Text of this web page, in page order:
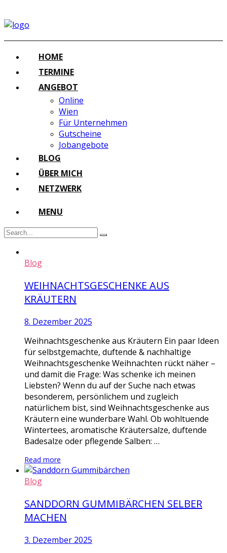
HOME
TERMINE
ANGEBOT
Online
Wien
Für Unternehmen
Gutscheine
Jobangebote
BLOG
ÜBER MICH
NETZWERK
MENU
Blog
WEIHNACHTSGESCHENKE AUS
KRÄUTERN
8. Dezember 2025
Weihnachtsgeschenke aus Kräutern Ein paar Ideen
für selbstgemachte, duftende & nachhaltige
Weihnachtsgeschenke Weihnachten rückt näher –
und damit die Frage: Was schenke ich meinen
Liebsten? Wenn du auf der Suche nach etwas
besonderem, persönlichem und zugleich
natürlichem bist, sind Weihnachtsgeschenke aus
Kräutern eine wunderbare Wahl. Ob wohltuende
Wintertees, aromatische Kräutersalze, duftende
Badesalze oder pflegende Salben: …
Read more
Blog
SANDDORN GUMMIBÄRCHEN SELBER
MACHEN
3. Dezember 2025